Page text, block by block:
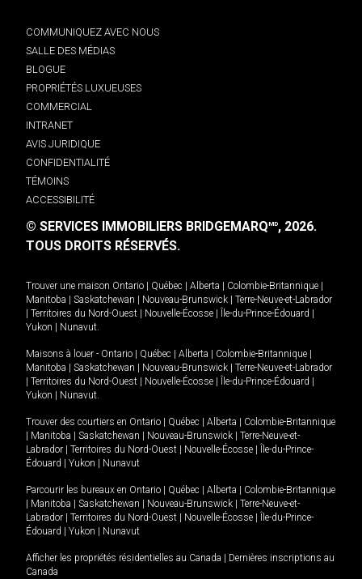
COMMUNIQUEZ AVEC NOUS
SALLE DES MÉDIAS
BLOGUE
PROPRIÉTÉS LUXUEUSES
COMMERCIAL
INTRANET
AVIS JURIDIQUE
CONFIDENTIALITÉ
TÉMOINS
ACCESSIBILITÉ
© SERVICES IMMOBILIERS BRIDGEMARQMD, 2026.
TOUS DROITS RÉSERVÉS.
Trouver une maison Ontario Québec Alberta Colombie-Britannique
Manitoba
Saskatchewan Nouveau-Brunswick
Terre-Neuve-et-Labrador
Territoires du Nord-Ouest Nouvelle-Écosse Île-du-Prince-Édouard
Yukon
Nunavut.
Maisons à louer - Ontario Québec Alberta Colombie-Britannique
Manitoba
Saskatchewan Nouveau-Brunswick
Terre-Neuve-et-Labrador
Territoires du Nord-Ouest Nouvelle-Écosse Île-du-Prince-Édouard
Yukon
Nunavut.
Trouver des courtiers en Ontario Québec Alberta
Colombie-Britannique
Manitoba Saskatchewan Nouveau-Brunswick
Terre-Neuve-et-
Labrador
Territoires du Nord-Ouest Nouvelle-Écosse
Île-du-Prince-
Édouard
Yukon Nunavut
Parcourir les bureaux en Ontario Québec Alberta
Colombie-Britannique
Manitoba Saskatchewan Nouveau-Brunswick
Terre-Neuve-et-
Labrador
Territoires du Nord-Ouest Nouvelle-Écosse
Île-du-Prince-
Édouard
Yukon Nunavut
Afficher les propriétés résidentielles au Canada
Dernières inscriptions au
Canada